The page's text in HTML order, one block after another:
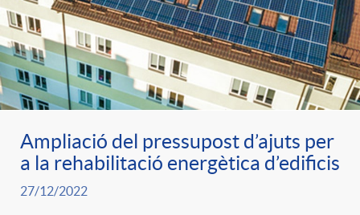
a
t
i
o
d
i
o
m
r
a
t
i
n
s
a
n
r
d
e
c
Ampliació del pressupost d’ajuts per
a la rehabilitació energètica d’edificis
27/12/2022